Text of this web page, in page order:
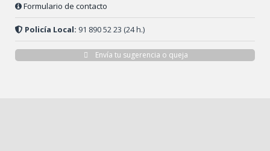
Formulario de contacto
Policía Local: 91 890 52 23 (24 h.)
Envía tu sugerencia o queja